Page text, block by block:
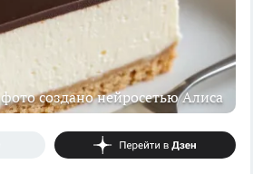
фото создано нейросетью Алиса